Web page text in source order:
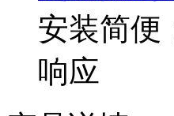
安装简便
响应